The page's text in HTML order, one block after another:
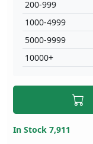
200-999
1000-4999
5000-9999
10000+
In Stock 7,911